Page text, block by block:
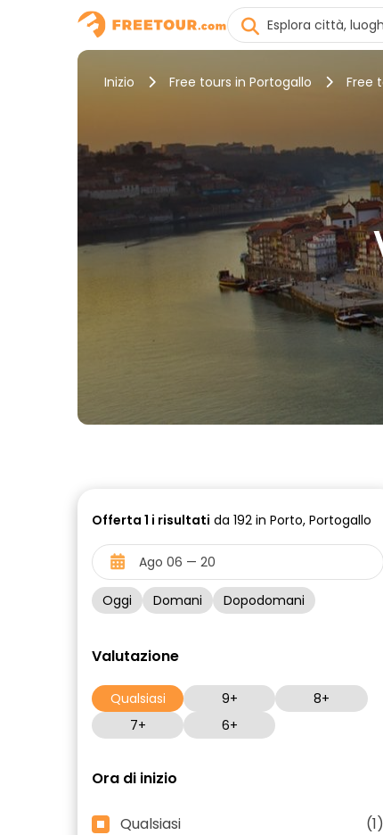
Inizio Free tours in Portogallo Free
Offerta 1 i risultati da 192 in Porto, Portogallo
Oggi Domani Dopodomani
Valutazione
Qualsiasi 9+
8+
7+
6+
Ora di inizio
Qualsiasi
(1)